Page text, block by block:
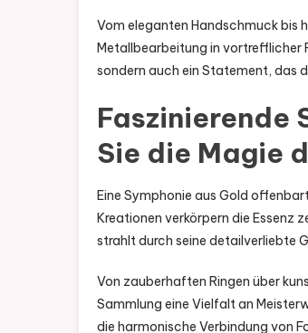
Vom eleganten Handschmuck bis
Metallbearbeitung in vortrefflicher
sondern auch ein Statement, das
Faszinierende
Sie die Magie
Eine Symphonie aus Gold
Kreationen verkörpern die Essenz
strahlt durch seine detailverliebte
Von zauberhaften Ringen über
Sammlung eine Vielfalt an
die harmonische Verbindung von